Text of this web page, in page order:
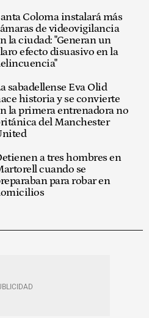
Coloma instalará más
de videovigilancia
la ciudad: "Generan un
efecto disuasivo en la
sabadellense Eva Olid
historia y se convierte
la primera entrenadora no
del Manchester
a tres hombres en
cuando se
para robar en